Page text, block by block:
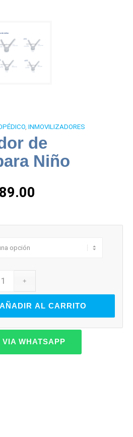
INMOVILIZADORES
de
Niño
es:
AÑADIR AL CARRITO
WHATSAPP